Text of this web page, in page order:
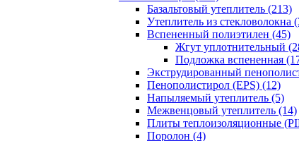
Базальтовый утеплитель (213)
Утеплитель из стекловолокна
Вспененный полиэтилен (45)
Жгут уплотнительный
Подложка вспененная
Экструдированный
Пенополистирол (EPS) (12)
Напыляемый утеплитель (5)
Межвенцовый утеплитель (14)
Плиты теплоизоляционные
Поролон (4)